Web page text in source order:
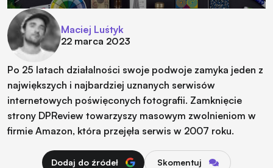
Maciej Luśtyk
22 marca 2023
Po 25 latach działalności swoje podwoje zamyka jeden z
największych i najbardziej uznanych serwisów
internetowych poświęconych fotografii. Zamknięcie
strony DPReview towarzyszy masowym zwolnieniom w
firmie Amazon, która przejęła serwis w 2007 roku.
Dodaj do źródeł Skomentuj